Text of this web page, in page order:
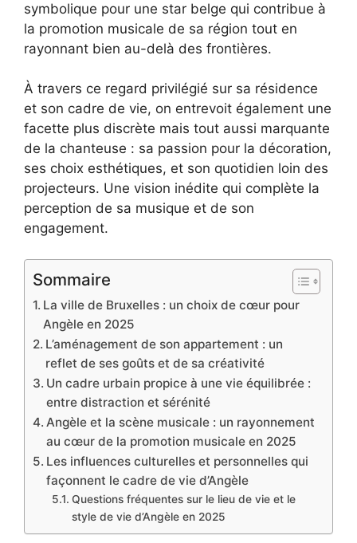
symbolique pour une star belge qui contribue à
la promotion musicale de sa région tout en
rayonnant bien au-delà des frontières.
À travers ce regard privilégié sur sa résidence
et son cadre de vie, on entrevoit également une
facette plus discrète mais tout aussi marquante
de la chanteuse : sa passion pour la décoration,
ses choix esthétiques, et son quotidien loin des
projecteurs. Une vision inédite qui complète la
perception de sa musique et de son
engagement.
Sommaire
La ville de Bruxelles : un choix de cœur pour
Angèle en 2025
L’aménagement de son appartement : un
reflet de ses goûts et de sa créativité
Un cadre urbain propice à une vie équilibrée :
entre distraction et sérénité
Angèle et la scène musicale : un rayonnement
au cœur de la promotion musicale en 2025
Les influences culturelles et personnelles qui
façonnent le cadre de vie d’Angèle
Questions fréquentes sur le lieu de vie et le
style de vie d’Angèle en 2025